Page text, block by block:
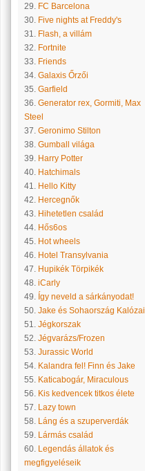
29. FC Barcelona
30. Five nights at Freddy's
31. Flash, a villám
32. Fortnite
33. Friends
34. Galaxis Őrzői
35. Garfield
36. Generator rex, Gormiti, Max
Steel
37. Geronimo Stilton
38. Gumball világa
39. Harry Potter
40. Hatchimals
41. Hello Kitty
42. Hercegnők
43. Hihetetlen család
44. Hős6os
45. Hot wheels
46. Hotel Transylvania
47. Hupikék Törpikék
48. iCarly
49. Így neveld a sárkányodat!
50. Jake és Sohaország Kalózai
51. Jégkorszak
52. Jégvarázs/Frozen
53. Jurassic World
54. Kalandra fel! Finn és Jake
55. Katicabogár, Miraculous
56. Kis kedvencek titkos élete
57. Lazy town
58. Láng és a szuperverdák
59. Lármás család
60. Legendás állatok és
megfigyeléseik